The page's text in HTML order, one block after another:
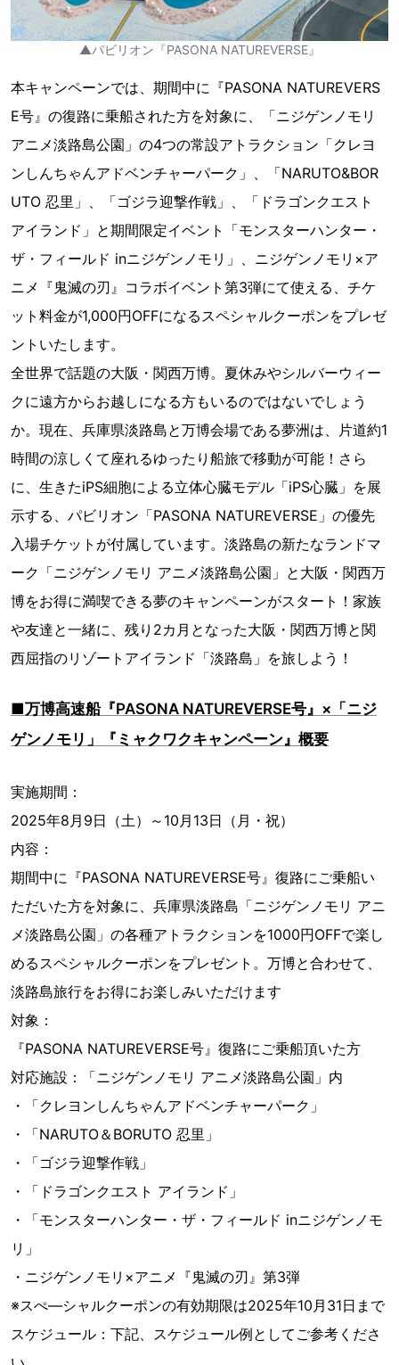
▲パビリオン『PASONA NATUREVERSE』
本キャンペーンでは、期間中に『PASONA NATUREVERS
E号』の復路に乗船された方を対象に、「ニジゲンノモリ
アニメ淡路島公園」の4つの常設アトラクション「クレヨ
ンしんちゃんアドベンチャーパーク」、「NARUTO&BOR
UTO 忍里」、「ゴジラ迎撃作戦」、「ドラゴンクエスト
アイランド」と期間限定イベント「モンスターハンター・
ザ・フィールド inニジゲンノモリ」、ニジゲンノモリ×ア
ニメ『鬼滅の刃』コラボイベント第3弾にて使える、チケ
ット料金が1,000円OFFになるスペシャルクーポンをプレゼ
ントいたします。
全世界で話題の大阪・関西万博。夏休みやシルバーウィー
クに遠方からお越しになる方もいるのではないでしょう
か。現在、兵庫県淡路島と万博会場である夢洲は、片道約1
時間の涼しくて座れるゆったり船旅で移動が可能！さら
に、生きたiPS細胞による立体心臓モデル「iPS心臓」を展
示する、パビリオン「PASONA NATUREVERSE」の優先
入場チケットが付属しています。淡路島の新たなランドマ
ーク「ニジゲンノモリ アニメ淡路島公園」と大阪・関西万
博をお得に満喫できる夢のキャンペーンがスタート！家族
や友達と一緒に、残り2カ月となった大阪・関西万博と関
西屈指のリゾートアイランド「淡路島」を旅しよう！
■万博高速船『PASONA NATUREVERSE号』×「ニジ
ゲンノモリ」『ミャクワクキャンペーン』概要
実施期間：
2025年8月9日（土）～10月13日（月・祝）
内容：
期間中に『PASONA NATUREVERSE号』復路にご乗船い
ただいた方を対象に、兵庫県淡路島「ニジゲンノモリ アニ
メ淡路島公園」の各種アトラクションを1000円OFFで楽し
めるスペシャルクーポンをプレゼント。万博と合わせて、
淡路島旅行をお得にお楽しみいただけます
対象：
『PASONA NATUREVERSE号』復路にご乗船頂いた方
対応施設：「ニジゲンノモリ アニメ淡路島公園」内
・「クレヨンしんちゃんアドベンチャーパーク」
・「NARUTO＆BORUTO 忍里」
・「ゴジラ迎撃作戦」
・「ドラゴンクエスト アイランド」
・「モンスターハンター・ザ・フィールド inニジゲンノモ
リ」
・ニジゲンノモリ×アニメ『鬼滅の刃』第3弾
※スぺ―シャルクーポンの有効期限は2025年10月31日まで
スケジュール：下記、スケジュール例としてご参考くださ